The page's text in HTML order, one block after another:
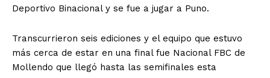
Deportivo Binacional y se fue a jugar a Puno.
Transcurrieron seis ediciones y el equipo que estuvo
más cerca de estar en una final fue Nacional FBC de
Mollendo que llegó hasta las semifinales esta